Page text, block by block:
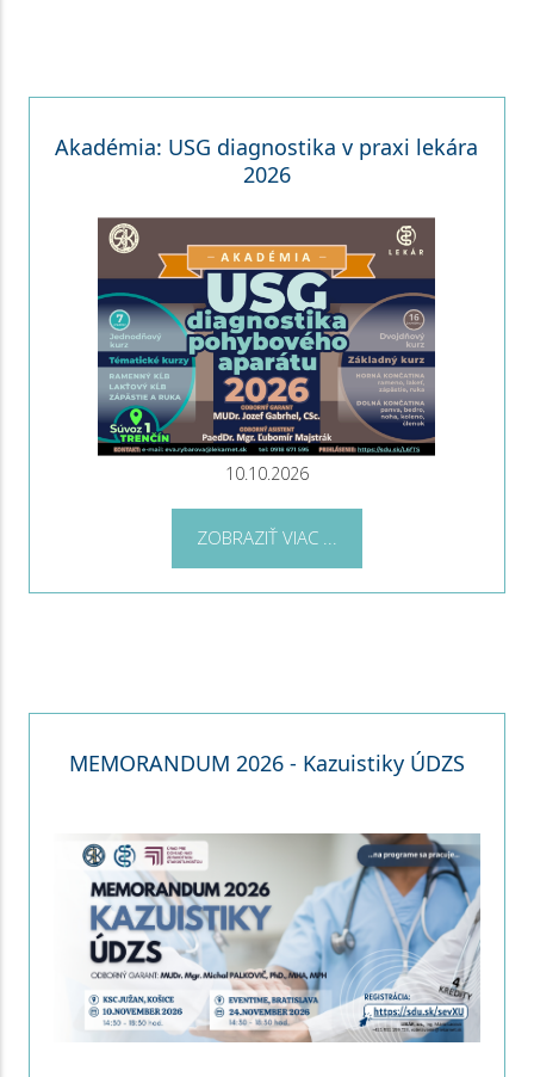
Akadémia: USG diagnostika v praxi lekára
2026
10.10.2026
ZOBRAZIŤ VIAC ...
MEMORANDUM 2026 - Kazuistiky ÚDZS